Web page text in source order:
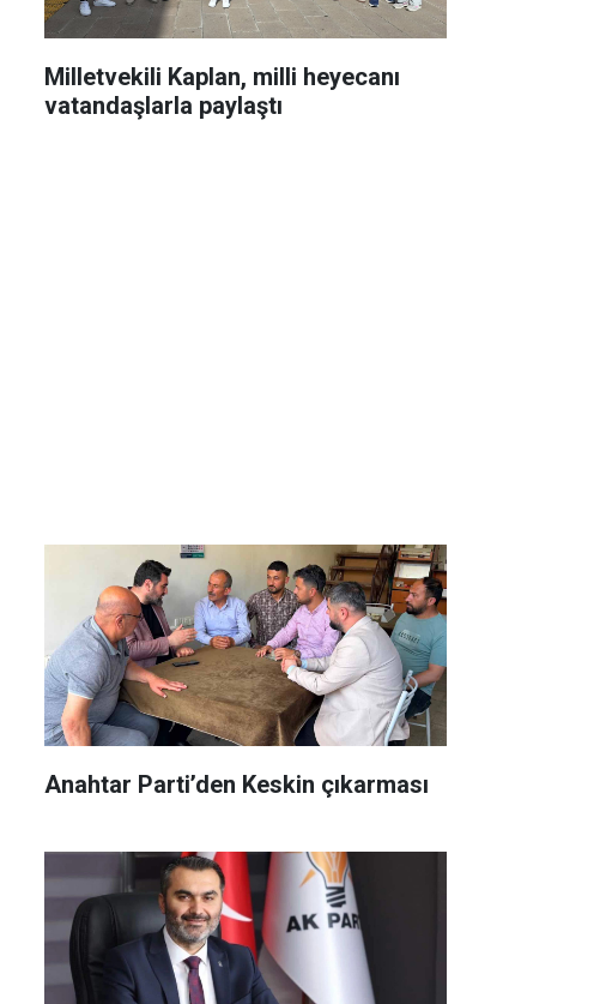
Milletvekili Kaplan, milli heyecanı
vatandaşlarla paylaştı
Anahtar Parti’den Keskin çıkarması